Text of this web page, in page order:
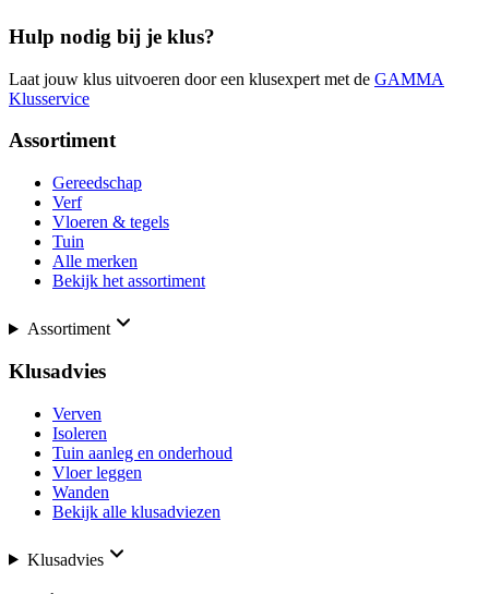
Hulp nodig bij je klus?
Laat jouw klus uitvoeren door een klusexpert met de GAMMA
Klusservice
Assortiment
Gereedschap
Verf
Vloeren & tegels
Tuin
Alle merken
Bekijk het assortiment
Assortiment
Klusadvies
Verven
Isoleren
Tuin aanleg en onderhoud
Vloer leggen
Wanden
Bekijk alle klusadviezen
Klusadvies